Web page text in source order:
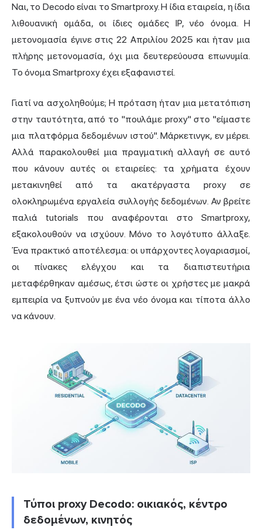
Ναι, το Decodo είναι το Smartproxy. Η ίδια εταιρεία, η ίδια
λιθουανική ομάδα, οι ίδιες ομάδες IP, νέο όνομα. Η
μετονομασία έγινε στις 22 Απριλίου 2025 και ήταν μια
πλήρης μετονομασία, όχι μια δευτερεύουσα επωνυμία.
Το όνομα Smartproxy έχει εξαφανιστεί.
Γιατί να ασχοληθούμε; Η πρόταση ήταν μια μετατόπιση
στην ταυτότητα, από το "πουλάμε proxy" στο "είμαστε
μια πλατφόρμα δεδομένων ιστού". Μάρκετινγκ, εν μέρει.
Αλλά παρακολουθεί μια πραγματική αλλαγή σε αυτό
που κάνουν αυτές οι εταιρείες: τα χρήματα έχουν
μετακινηθεί από τα ακατέργαστα proxy σε
ολοκληρωμένα εργαλεία συλλογής δεδομένων. Αν βρείτε
παλιά tutorials που αναφέρονται στο Smartproxy,
εξακολουθούν να ισχύουν. Μόνο το λογότυπο άλλαξε.
Ένα πρακτικό αποτέλεσμα: οι υπάρχοντες λογαριασμοί,
οι πίνακες ελέγχου και τα διαπιστευτήρια
μεταφέρθηκαν αμέσως, έτσι ώστε οι χρήστες με μακρά
εμπειρία να ξυπνούν με ένα νέο όνομα και τίποτα άλλο
να κάνουν.
Τύποι proxy Decodo: οικιακός, κέντρο
δεδομένων, κινητός